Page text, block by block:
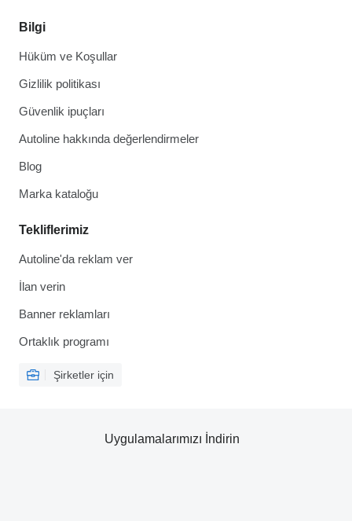
Bilgi
Hüküm ve Koşullar
Gizlilik politikası
Güvenlik ipuçları
Autoline hakkında değerlendirmeler
Blog
Marka kataloğu
Tekliflerimiz
Autoline'da reklam ver
İlan verin
Banner reklamları
Ortaklık programı
Şirketler için
Uygulamalarımızı İndirin